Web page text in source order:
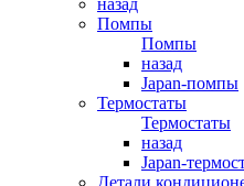
назад
Помпы
Помпы
назад
Japan-помпы
Термостаты
Термостаты
назад
Japan-
Детали